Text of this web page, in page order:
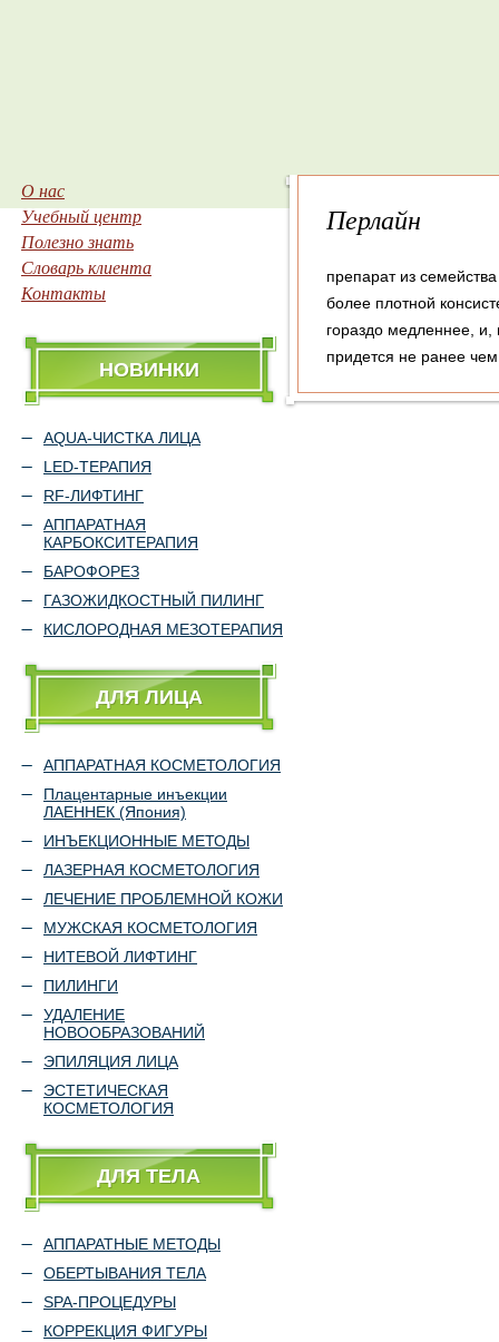
О нас
Учебный центр
Полезно знать
Словарь клиента
Контакты
НОВИНКИ
AQUA-ЧИСТКА ЛИЦА
LED-ТЕРАПИЯ
RF-ЛИФТИНГ
АППАРАТНАЯ
КАРБОКСИТЕРАПИЯ
БАРОФОРЕЗ
ГАЗОЖИДКОСТНЫЙ ПИЛИНГ
КИСЛОРОДНАЯ МЕЗОТЕРАПИЯ
ДЛЯ ЛИЦА
АППАРАТНАЯ КОСМЕТОЛОГИЯ
Плацентарные инъекции
ЛАЕННЕК (Япония)
ИНЪЕКЦИОННЫЕ МЕТОДЫ
ЛАЗЕРНАЯ КОСМЕТОЛОГИЯ
ЛЕЧЕНИЕ ПРОБЛЕМНОЙ КОЖИ
МУЖСКАЯ КОСМЕТОЛОГИЯ
НИТЕВОЙ ЛИФТИНГ
ПИЛИНГИ
УДАЛЕНИЕ
НОВООБРАЗОВАНИЙ
ЭПИЛЯЦИЯ ЛИЦА
ЭСТЕТИЧЕСКАЯ
КОСМЕТОЛОГИЯ
ДЛЯ ТЕЛА
АППАРАТНЫЕ МЕТОДЫ
ОБЕРТЫВАНИЯ ТЕЛА
SPA-ПРОЦЕДУРЫ
КОРРЕКЦИЯ ФИГУРЫ
Перлайн
препарат из
более плотной
гораздо медленнее, и,
придется не ранее